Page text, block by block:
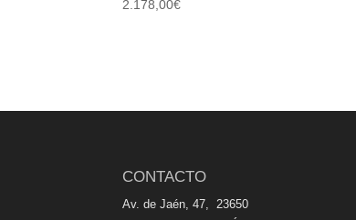
2.178,00€
CONTACTO
Av. de Jaén, 47, 23650